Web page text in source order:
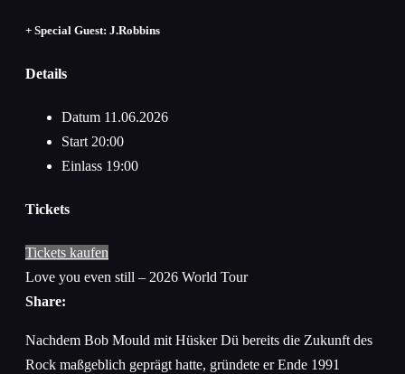
+ Special Guest: J.Robbins
Details
Datum 11.06.2026
Start 20:00
Einlass 19:00
Tickets
Tickets kaufen
Love you even still – 2026 World Tour
Share:
Nachdem Bob Mould mit Hüsker Dü bereits die Zukunft des
Rock maßgeblich geprägt hatte, gründete er Ende 1991